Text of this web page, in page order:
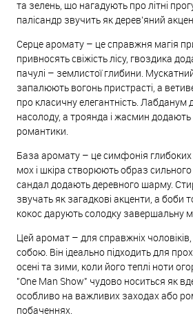
та зелень, що нагадують про літні
палісандр звучить як дерев'яний
Серце аромату – це справжня магія
привносять свіжість лісу, гвоздика
пачулі – землистої глибини. Мускатний
запалюють вогонь пристрасті, а
про класичну елегантність. Лабданум
насолоду, а троянда і жасмин додають
романтики.
База аромату – це симфонія глибоких
мох і шкіра створюють образ сильного
сандал додають деревного шарму.
звучать як загадкові акценти, а боби
кокос дарують солодку завершальну
Цей аромат – для справжніх чоловіків,
собою. Він ідеально підходить для
осені та зими, коли його теплі ноти
"One Man Show" чудово носиться як
особливо на важливих заходах або
побаченнях.